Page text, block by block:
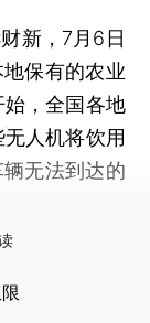
新，7月6日
保有的农业
始，全国各地
人机将饮用
无法到达的